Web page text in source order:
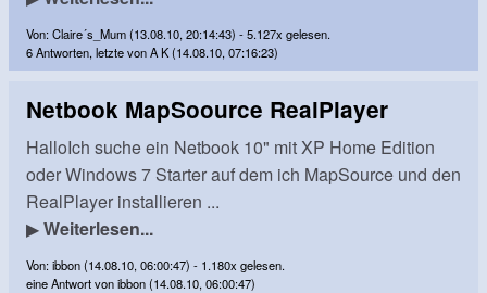
Von: Claire´s_Mum (13.08.10, 20:14:43) - 5.127x gelesen.
6 Antworten, letzte von A K (14.08.10, 07:16:23)
Netbook MapSoource RealPlayer
HalloIch suche ein Netbook 10" mit XP Home Edition
oder Windows 7 Starter auf dem ich MapSource und den
RealPlayer installieren ...
▶Weiterlesen...
Von: ibbon (14.08.10, 06:00:47) - 1.180x gelesen.
eine Antwort von ibbon (14.08.10, 06:00:47)